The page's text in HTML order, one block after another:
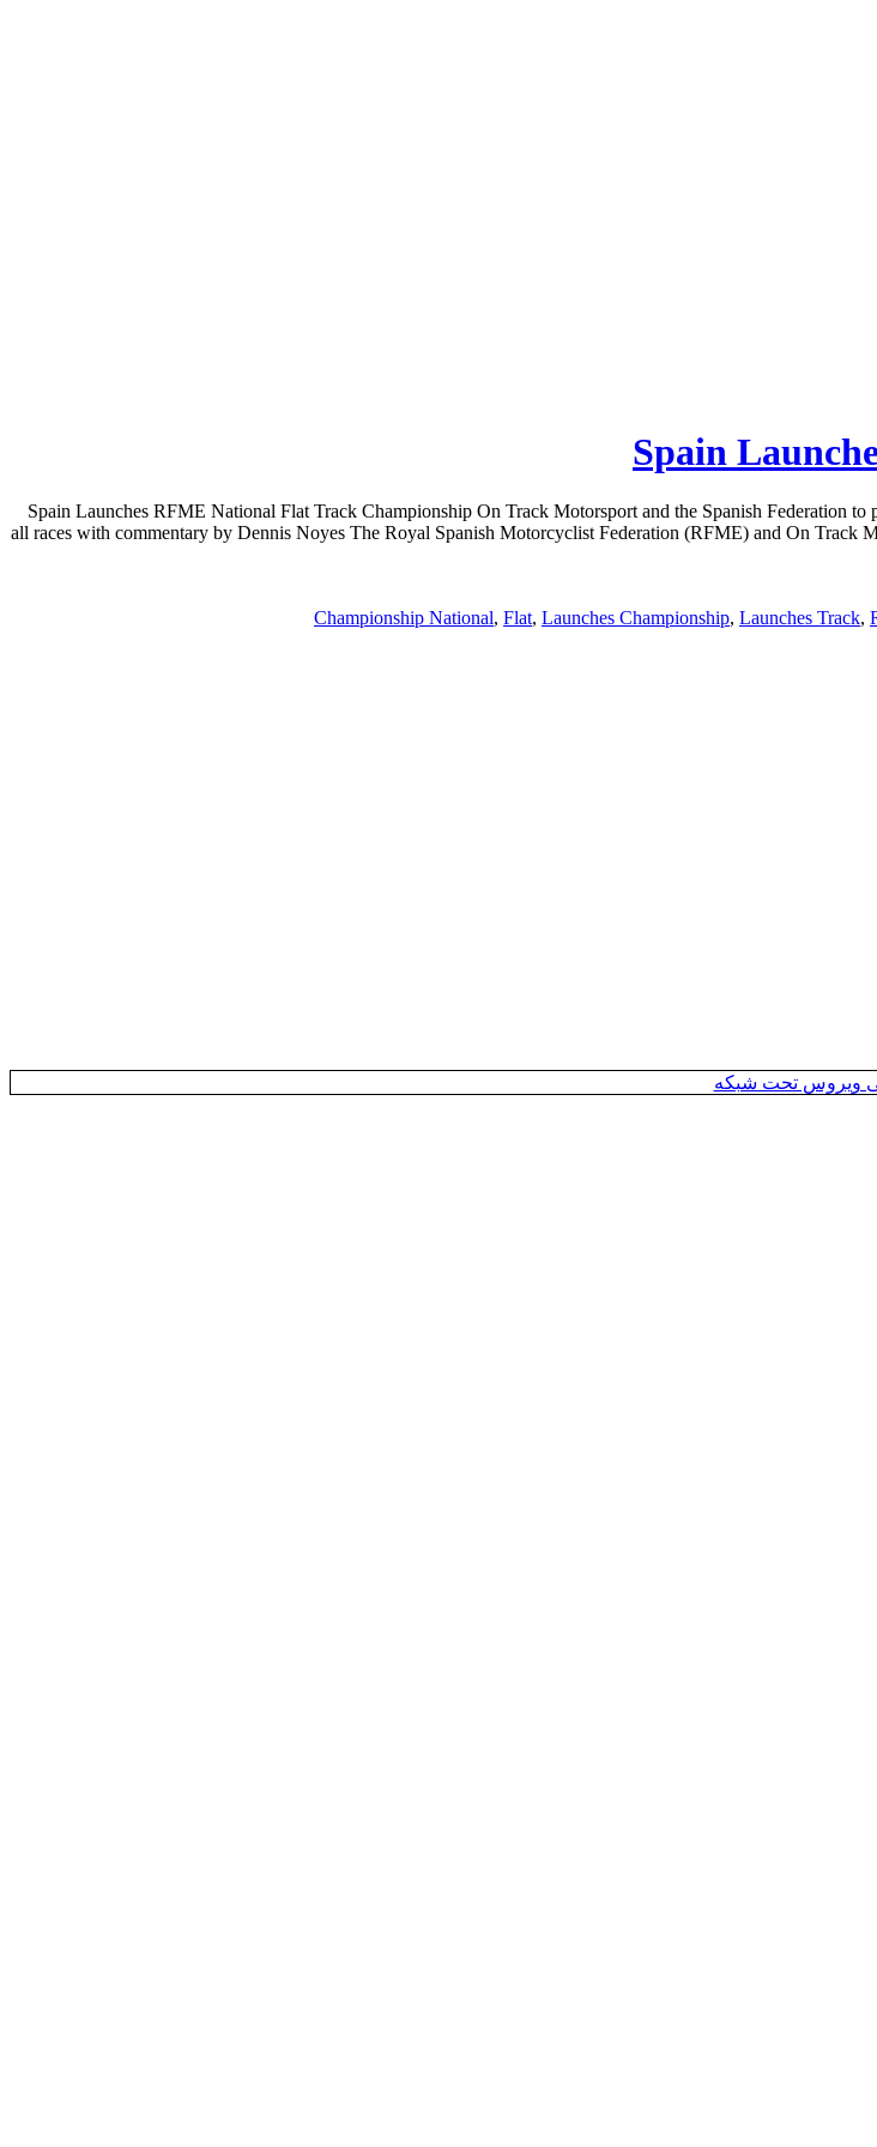
Spain
Spain Launches RFME National Flat Track Championship On Track Motorsport and the Spanish Federation
all races with commentary by Dennis Noyes The Royal Spanish Motorcyclist Federation (RFME) and On Track
Championship National, Flat, Launches Championship, Launches Track,
ویروس تحت شبکه